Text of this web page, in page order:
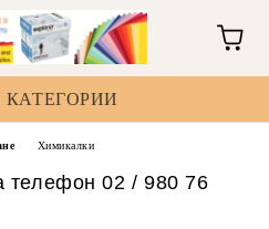
Химикалки
телефон 02 / 980 76